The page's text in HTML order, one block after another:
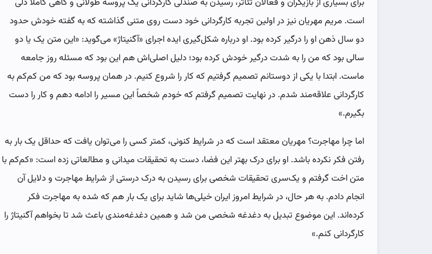
است. مریم مهریان نیز در اولین تجربه کارگردانی خود دست روی متنی گذاشته که به گفته خودش حدود
دو سال ذهن او را درگیر کرده بود. او درباره شکل‌گیری ایده اجرای «آگنیتاژ» می‌گوید: «این متن یک یا دو
سالی بود که من را به شدت درگیر خودش کرده بود؛ دلیل اصلی‌اش هم این بود که مسئله روز جامعه
ماست. ابتدا با یکی از دوستانم تصمیم گرفتیم که کار را شروع کنیم. در همان پروسه بود که من کم‌کم به
کارگردانی علاقه‌مند شدم. در نهایت تصمیم گرفتم که خودم شخصاً این مسیر را ادامه دهم و کار را دست
بگیرم.»
اما چرا مهاجرت؟ مهریان معتقد است که در شرایط کنونی، کمتر کسی را می‌توان یافت که حداقل یک بار به
رفتن فکر نکرده باشد. او برای درک بهتر این فضا، دست به تحقیقات میدانی و مطالعاتی زده است: «کم‌کم با
متن اخت گرفتم و یک‌سری تحقیقات شخصی برای رسیدن به درک درستی از شرایط مهاجرت و دلایل آن
انجام دادم. به هر حال، در شرایط امروز ایران خیلی‌ها شاید برای یک بار هم که شده به مهاجرت فکر
کرده‌اند. این موضوع تبدیل به دغدغه شخصی من شد و همین دغدغه‌مندی باعث شد تا بخواهم آگنیتاژ را
کارگردانی کنم.»